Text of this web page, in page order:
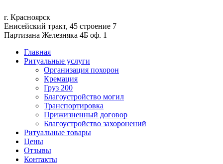
г. Красноярск
Енисейский тракт, 45 строение 7
Партизана Железняка 4Б оф. 1
Главная
Ритуальные услуги
Организация похорон
Кремация
Груз 200
Благоустройство могил
Транспортировка
Прижизненный договор
Благоустройство захоронений
Ритуальные товары
Цены
Отзывы
Контакты